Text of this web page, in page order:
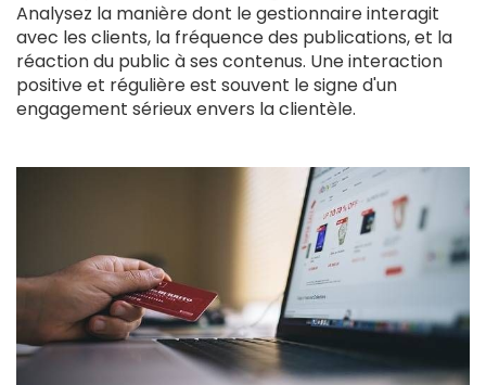
Analysez la manière dont le gestionnaire interagit
avec les clients, la fréquence des publications, et la
réaction du public à ses contenus. Une interaction
positive et régulière est souvent le signe d'un
engagement sérieux envers la clientèle.